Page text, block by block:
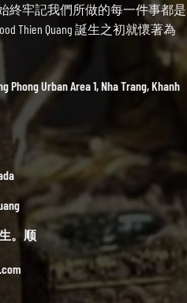
始終牢記我們所做的每一件事都是
Thien Quang 誕生之初就懷著為
Phong Urban Area 1, Nha Trang, Khanh
生。顺